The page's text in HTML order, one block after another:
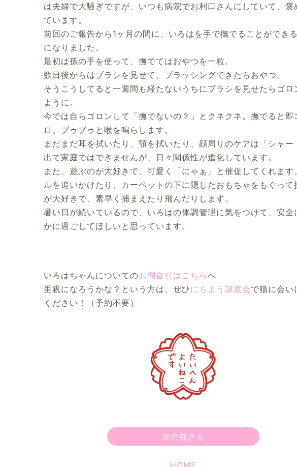
は夫婦で大騒ぎですが、いつも病院でお利口さんにしていて、褒
ています。
前回のご報告から1ヶ月の間に、いろはを手で撫でることができ
になりました。
最初は孫の手を使って、撫でてはおやつを一粒。
数日後からはブラシを見せて、ブラッシングできたらおやつ。
そうこうしてると一週間も経たないうちにブラシを見せたらゴロ
ように。
今では自らゴロンして「撫でないの？」とクネクネ。撫でると即
ロ、ブゥブゥと喉を鳴らします。
まだまだ耳を拭いたり、顎を拭いたり、顔周りのケアは「シャー
出て家庭ではできませんが、日々関係性が進化しています。
また、遊ぶのが大好きで、可愛く「にゃぁ」と催促してくれます
ルを追いかけたり、カーペットの下に隠したおもちゃをもぐって
が大好きで、素早く捕まえたり飛んだりします。
暑い日が続いているので、いろはの体調管理に気をつけて、安全
かに過ごしてほしいと思っています。
いろはちゃんについてのお問合せはこちらへ
里親になろうかな？という方は、ぜひにちよう譲渡会で猫に会い
ください！（予約不要）
次の猫さん
HOME